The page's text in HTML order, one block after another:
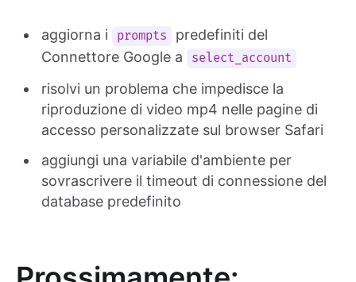
aggiorna i prompts
predefiniti del
Connettore Google a
select_account
risolvi un problema che impedisce la
riproduzione di video mp4 nelle pagine di
accesso personalizzate sul browser Safari
aggiungi una variabile d'ambiente per
sovrascrivere il timeout di connessione del
database predefinito